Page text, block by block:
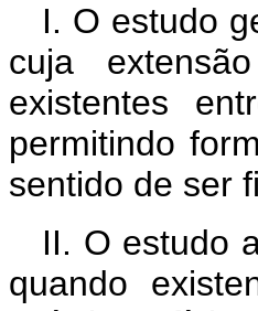
I. O estudo
cuja
existentes
permitindo
sentido de ser
II. O estudo
quando